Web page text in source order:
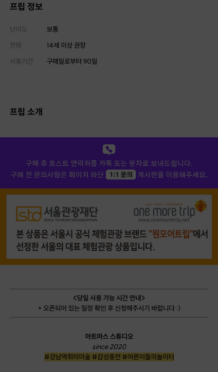
프립 정보
난이도
보통
연령
14세 이상 권장
사용기간
구매일로부터 90일
프립 소개
<당일 사용 가능 시간 안내>
* 오픈되어 있는 일정 확인 후 신청해주시기 바랍니다 :)
아트마스 스튜디오
since 2020
#강남역취미미술 #감성충전 #어른이들의놀이터